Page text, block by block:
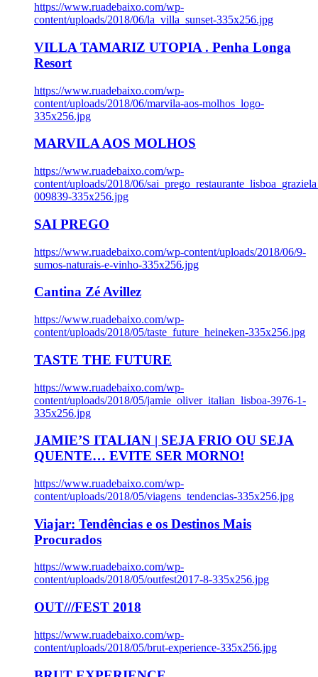
https://www.ruadebaixo.com/wp-
content/uploads/2018/06/la_villa_sunset-335x256.jpg
VILLA TAMARIZ UTOPIA . Penha Longa
Resort
https://www.ruadebaixo.com/wp-
content/uploads/2018/06/marvila-aos-molhos_logo-
335x256.jpg
MARVILA AOS MOLHOS
https://www.ruadebaixo.com/wp-
content/uploads/2018/06/
009839-335x256.jpg
SAI PREGO
https://www.ruadebaixo.com/wp-content/uploads/2018/06/9-
sumos-naturais-e-vinho-335x256.jpg
Cantina Zé Avillez
https://www.ruadebaixo.com/wp-
content/uploads/2018/05/taste_future_heineken-335x256.jpg
TASTE THE FUTURE
https://www.ruadebaixo.com/wp-
content/uploads/2018/05/jamie_oliver_italian_lisboa-3976-1-
335x256.jpg
JAMIE’S ITALIAN | SEJA FRIO OU SEJA
QUENTE… EVITE SER MORNO!
https://www.ruadebaixo.com/wp-
content/uploads/2018/05/viagens_tendencias-335x256.jpg
Viajar: Tendências e os Destinos Mais
Procurados
https://www.ruadebaixo.com/wp-
content/uploads/2018/05/outfest2017-8-335x256.jpg
OUT///FEST 2018
https://www.ruadebaixo.com/wp-
content/uploads/2018/05/brut-experience-335x256.jpg